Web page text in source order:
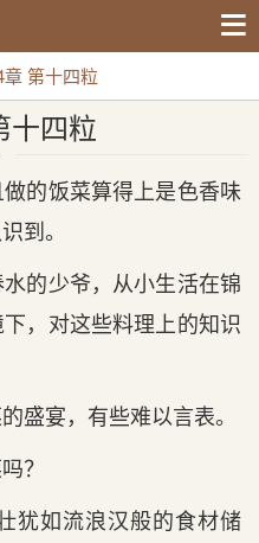
章 第十四粒
十四粒
的饭菜算得上是色香味
到。
的少爷，从小生活在锦
，对这些料理上的知识
盛宴，有些难以言表。
？
犹如流浪汉般的食材储